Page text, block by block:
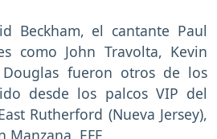
Beckham, el cantante Paul
como John Travolta, Kevin
fueron otros de los
desde los palcos VIP del
Rutherford (Nueva Jersey),